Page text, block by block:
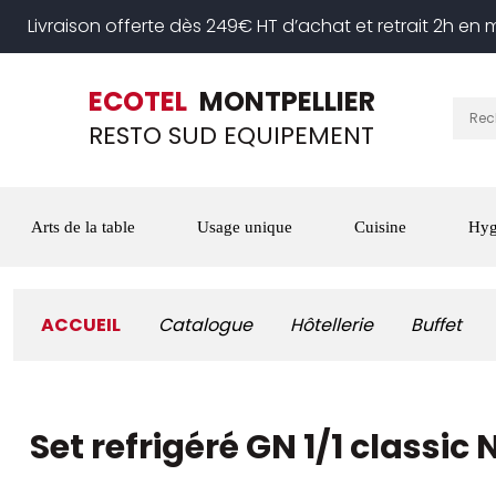
Livraison offerte dès 249€ HT d’achat et retrait 2h en
ECOTEL MONTPELLIER
RESTO SUD EQUIPEMENT
Arts de la table Usage unique Cuisine
ACCUEIL Catalogue Hôtellerie Buffet
Set refrigéré GN 1/1 classic